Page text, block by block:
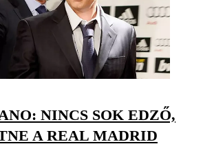
NINCS SOK EDZŐ,
A REAL MADRID